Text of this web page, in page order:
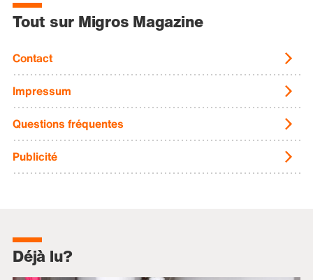
Tout sur Migros Magazine
Contact
Impressum
Questions fréquentes
Publicité
Déjà lu?